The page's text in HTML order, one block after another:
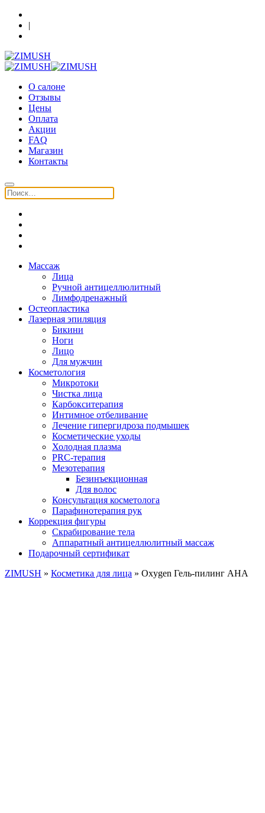
|
О салоне
Отзывы
Цены
Оплата
Акции
FAQ
Магазин
Контакты
Массаж
Лица
Ручной антицеллюлитный
Лимфодренажный
Остеопластика
Лазерная эпиляция
Бикини
Ноги
Лицо
Для мужчин
Косметология
Микротоки
Чистка лица
Карбокситерапия
Интимное отбеливание
Лечение гипергидроза подмышек
Косметические уходы
Холодная плазма
PRC-терапия
Мезотерапия
Безинъекционная
Для волос
Консультация косметолога
Парафинотерапия рук
Коррекция фигуры
Скрабирование тела
Аппаратный антицеллюлитный массаж
Подарочный сертификат
ZIMUSH » Косметика для лица » Oxygen Гель-пилинг АНА